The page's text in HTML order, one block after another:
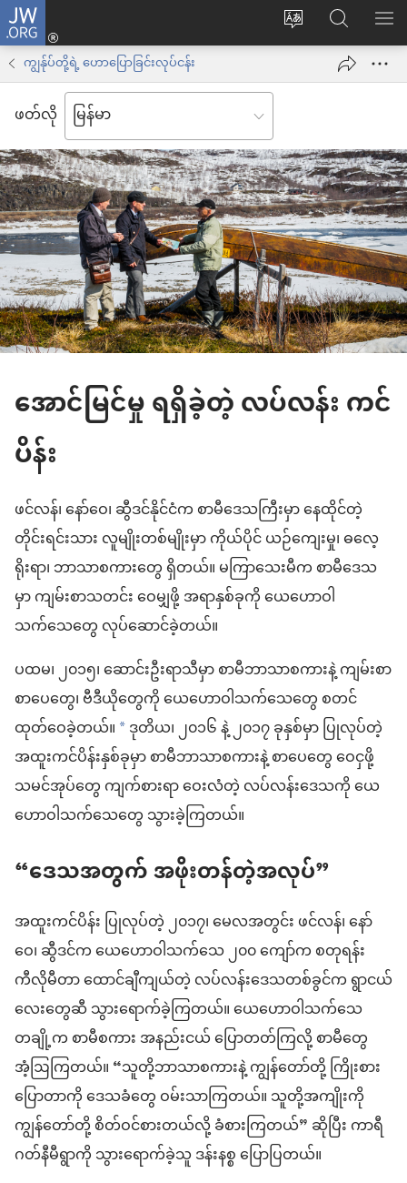
JW.ORG
ဝ
ဘာသာစကား
ကို
ပြောင်း
ပါ
Log
in
အသစ်
ဖွ
င့်
နေ
ပါ
တယ်)
JW.ORG
ရှာ
ကျွန်ုပ်တို့ရဲ့ ဟောပြောခြင်းလုပ်ငန်း
ဖတ်လို
အောင်မြင်မှု ရရှိခဲ့တဲ့ လပ်လန်း ကင်
ပိန်း
ဖင်လန်၊ နော်ဝေ၊ ဆွီဒင်နိုင်ငံက စာမီဒေသကြီးမှာ နေထိုင်တဲ့
တိုင်းရင်းသား လူမျိုးတစ်မျိုးမှာ ကိုယ်ပိုင် ယဉ်ကျေးမှု၊ ဓလေ့
ရိုးရာ၊ ဘာသာစကားတွေ ရှိတယ်။ မကြာသေးမီက စာမီဒေသ
မှာ ကျမ်းစာသတင်း ဝေမျှဖို့ အရာနှစ်ခုကို ယေဟောဝါ
သက်သေတွေ လုပ်ဆောင်ခဲ့တယ်။
ပထမ၊ ၂၀၁၅၊ ဆောင်းဦးရာသီမှာ စာမီဘာသာစကားနဲ့ ကျမ်းစာ
စာပေတွေ၊ ဗီဒီယိုတွေကို ယေဟောဝါသက်သေတွေ စတင်
ထုတ်ဝေခဲ့တယ်။ a ဒုတိယ၊ ၂၀၁၆ နဲ့ ၂၀၁၇ ခုနှစ်မှာ ပြုလုပ်တဲ့
အထူးကင်ပိန်းနှစ်ခုမှာ စာမီဘာသာစကားနဲ့ စာပေတွေ ဝေငှဖို့
သမင်အုပ်တွေ ကျက်စားရာ ဝေးလံတဲ့ လပ်လန်းဒေသကို ယေ
ဟောဝါသက်သေတွေ သွားခဲ့ကြတယ်။
“ဒေသအတွက် အဖိုးတန်တဲ့အလုပ်”
အထူးကင်ပိန်း ပြုလုပ်တဲ့ ၂၀၁၇၊ မေလအတွင်း ဖင်လန်၊ နော်
ဝေ၊ ဆွီဒင်က ယေဟောဝါသက်သေ ၂၀၀ ကျော်က စတုရန်း
ကီလိုမီတာ ထောင်ချီကျယ်တဲ့ လပ်လန်းဒေသတစ်ခွင်က ရွာငယ်
လေးတွေဆီ သွားရောက်ခဲ့ကြတယ်။ ယေဟောဝါသက်သေ
တချို့က စာမီစကား အနည်းငယ် ပြောတတ်ကြလို့ စာမီတွေ
အံ့ဩကြတယ်။ “သူတို့ဘာသာစကားနဲ့ ကျွန်တော်တို့ ကြိုးစား
ပြောတာကို ဒေသခံတွေ ဝမ်းသာကြတယ်။ သူတို့အကျိုးကို
ကျွန်တော်တို့ စိတ်ဝင်စားတယ်လို့ ခံစားကြတယ်” ဆိုပြီး ကာရီ
ဂတ်နီမီရွာကို သွားရောက်ခဲ့သူ ဒန်းနစ္စ ပြောပြတယ်။